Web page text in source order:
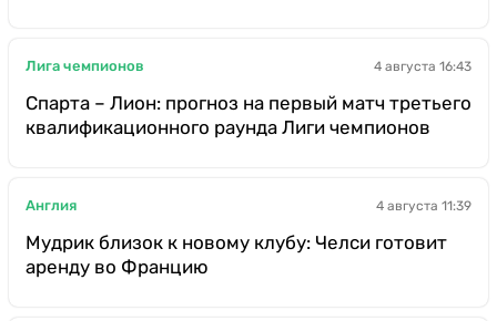
Лига чемпионов 4 августа 16:43
Спарта – Лион: прогноз на первый матч третьего
квалификационного раунда Лиги чемпионов
Англия 4 августа 11:39
Мудрик близок к новому клубу: Челси готовит
аренду во Францию